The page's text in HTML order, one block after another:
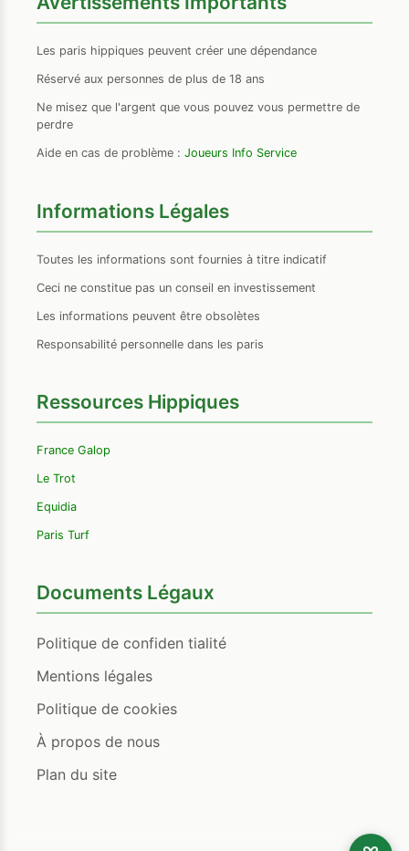
Les paris hippiques peuvent créer une dépendance
Réservé aux personnes de plus de 18 ans
Ne misez que l'argent que vous pouvez vous permettre de
perdre
Aide en cas de problème : Joueurs Info Service
Informations Légales
Toutes les informations sont fournies à titre indicatif
Ceci ne constitue pas un conseil en investissement
Les informations peuvent être obsolètes
Responsabilité personnelle dans les paris
Ressources Hippiques
France Galop
Le Trot
Equidia
Paris Turf
Documents Légaux
Politique de confiden tialité
Mentions légales
Politique de cookies
À propos de nous
Plan du site